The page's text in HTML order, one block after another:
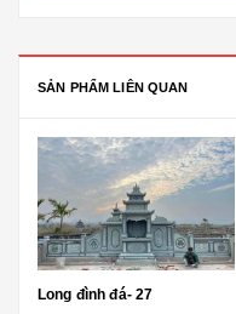
SẢN PHẨM LIÊN QUAN
Long đình đá- 27